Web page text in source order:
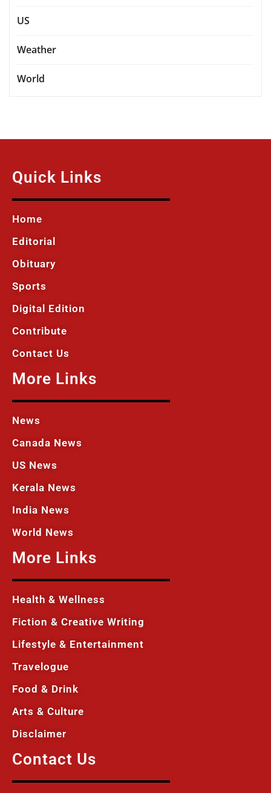
US
Weather
World
Quick Links
Home
Editorial
Obituary
Sports
Digital Edition
Contribute
Contact Us
More Links
News
Canada News
US News
Kerala News
India News
World News
More Links
Health & Wellness
Fiction & Creative Writing
Lifestyle & Entertainment
Travelogue
Food & Drink
Arts & Culture
Disclaimer
Contact Us